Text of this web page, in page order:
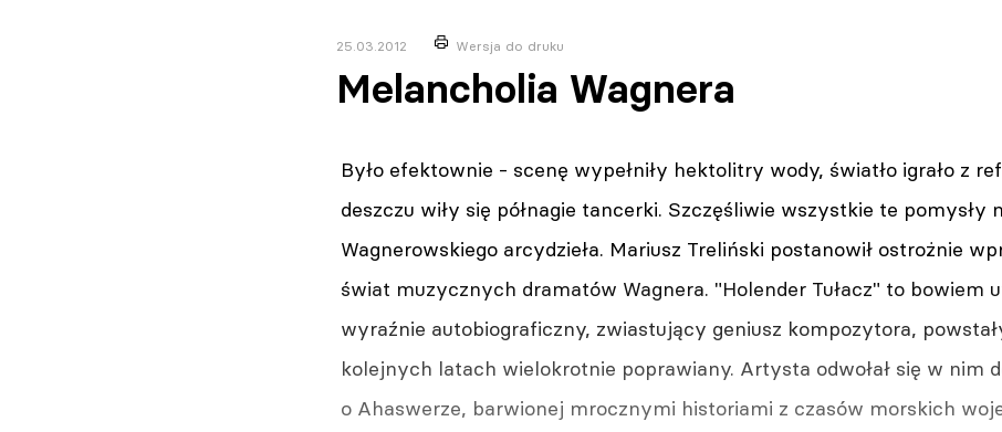
25.03.2012 Wersja do druku
Melancholia Wagnera
Było efektownie - scenę wypełniły hektolitry wody, światło igrało z
deszczu wiły się półnagie tancerki. Szczęśliwie wszystkie te pomysły
Wagnerowskiego arcydzieła. Mariusz Treliński postano­wił ostrożnie
świat mu­zycznych dramatów Wag­nera. "Holender Tułacz" to bowiem
wyraźnie autobio­graficzny, zwiastujący geniusz kompozytora,
kolejnych latach wielokrotnie poprawiany. Artysta odwołał się w nim
o Ahaswerze, barwionej mrocznymi historiami z czasów morskich